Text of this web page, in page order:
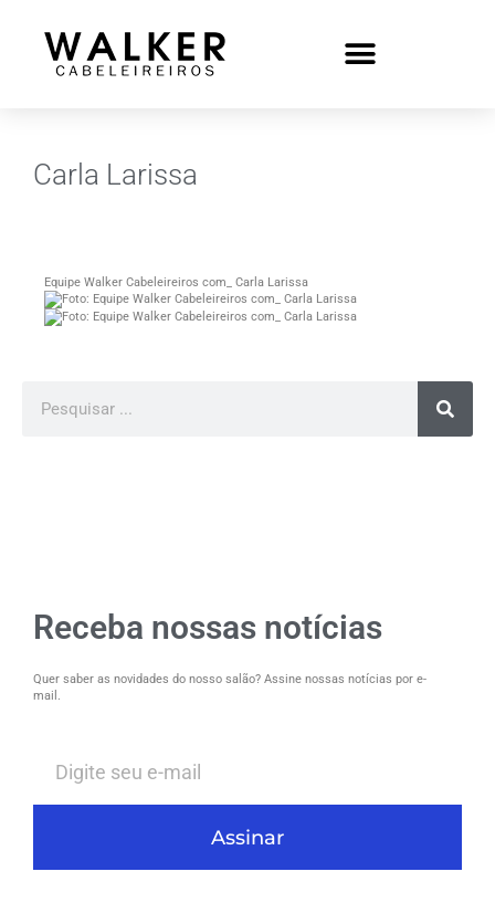
Carla Larissa
Equipe Walker Cabeleireiros com_ Carla Larissa
Receba nossas notícias
Quer saber as novidades do nosso salão? Assine nossas notícias por e-
mail.
Assinar